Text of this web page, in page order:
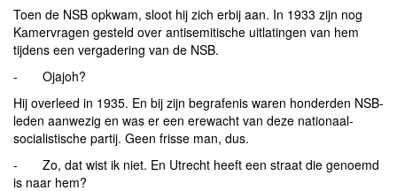
Toen de NSB opkwam, sloot hij zich erbij aan. In 1933 zijn nog
Kamervragen gesteld over antisemitische uitlatingen van hem
tijdens een vergadering van de NSB.
- Ojajoh?
Hij overleed in 1935. En bij zijn begrafenis waren honderden NSB-
leden aanwezig en was er een erewacht van deze nationaal-
socialistische partij. Geen frisse man, dus.
- Zo, dat wist ik niet. En Utrecht heeft een straat die genoemd
is naar hem?